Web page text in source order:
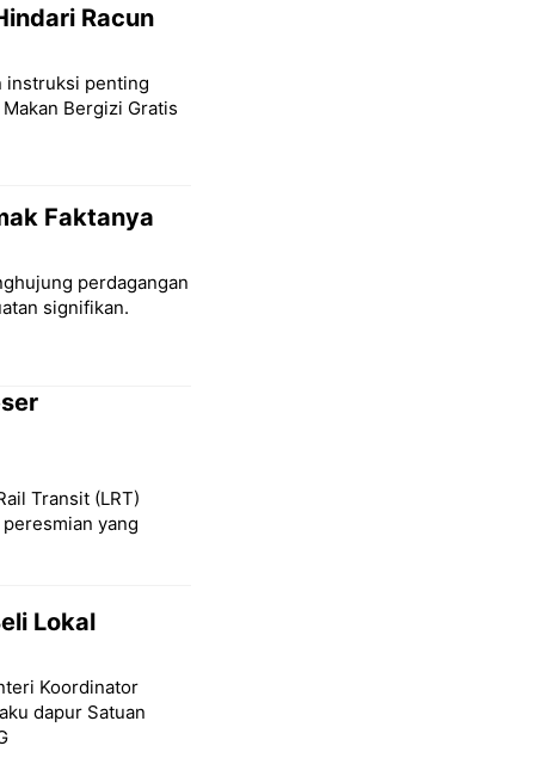
Racun
instruksi penting
Bergizi Gratis
Faktanya
perdagangan
signifikan.
Transit (LRT)
yang
Lokal
Koordinator
dapur Satuan